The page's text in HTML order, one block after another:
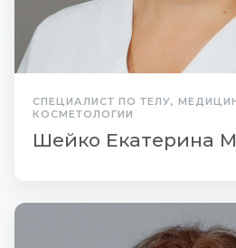
СПЕЦИАЛИСТ ПО ТЕЛУ,
КОСМЕТОЛОГИИ
Шейко Екатерина